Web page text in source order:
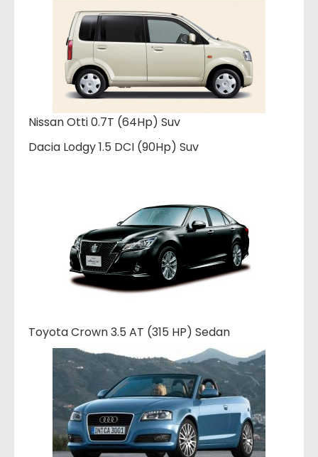
Nissan Otti 0.7T (64Hp) Suv
Dacia Lodgy 1.5 DCI (90Hp) Suv
Toyota Crown 3.5 AT (315 HP) Sedan